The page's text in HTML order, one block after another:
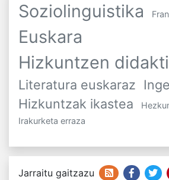
Soziolinguistika
Euskara
Hizkuntzen
Literatura euskaraz
Hizkuntzak ikastea
Irakurketa erraza
Jarraitu gaitzazu